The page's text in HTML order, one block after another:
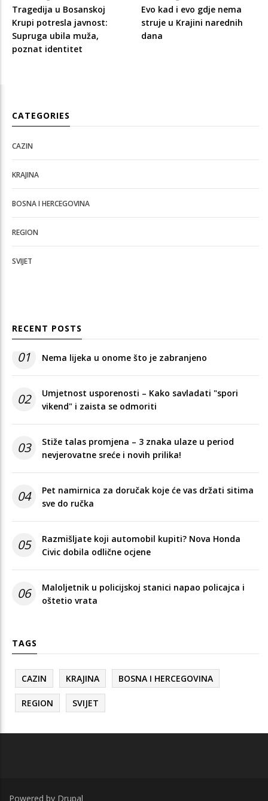
Tragedija u Bosanskoj
Krupi potresla javnost:
Supruga ubila muža,
poznat identitet
Evo kad i evo gdje nema
struje u Krajini narednih
dana
CATEGORIES
CAZIN
KRAJINA
BOSNA I HERCEGOVINA
REGION
SVIJET
RECENT POSTS
01 Nema lijeka u onome što je zabranjeno
02
Umjetnost usporenosti – Kako savladati "spori
vikend" i zaista se odmoriti
03
Stiže talas promjena – 3 znaka ulaze u period
nevjerovatne sreće i novih prilika!
04
Pet namirnica za doručak koje će vas držati sitima
sve do ručka
05
Razmišljate koji automobil kupiti? Nova Honda
Civic dobila odlične ocjene
06
Maloljetnik u policijskoj stanici napao policajca i
oštetio vrata
TAGS
CAZIN KRAJINA BOSNA I HERCEGOVINA
REGION SVIJET
Powered by Drupal